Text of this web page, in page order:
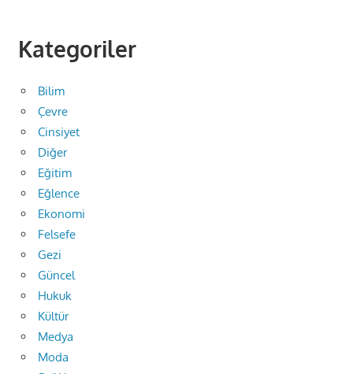
Kategoriler
Bilim
Çevre
Cinsiyet
Diğer
Eğitim
Eğlence
Ekonomi
Felsefe
Gezi
Güncel
Hukuk
Kültür
Medya
Moda